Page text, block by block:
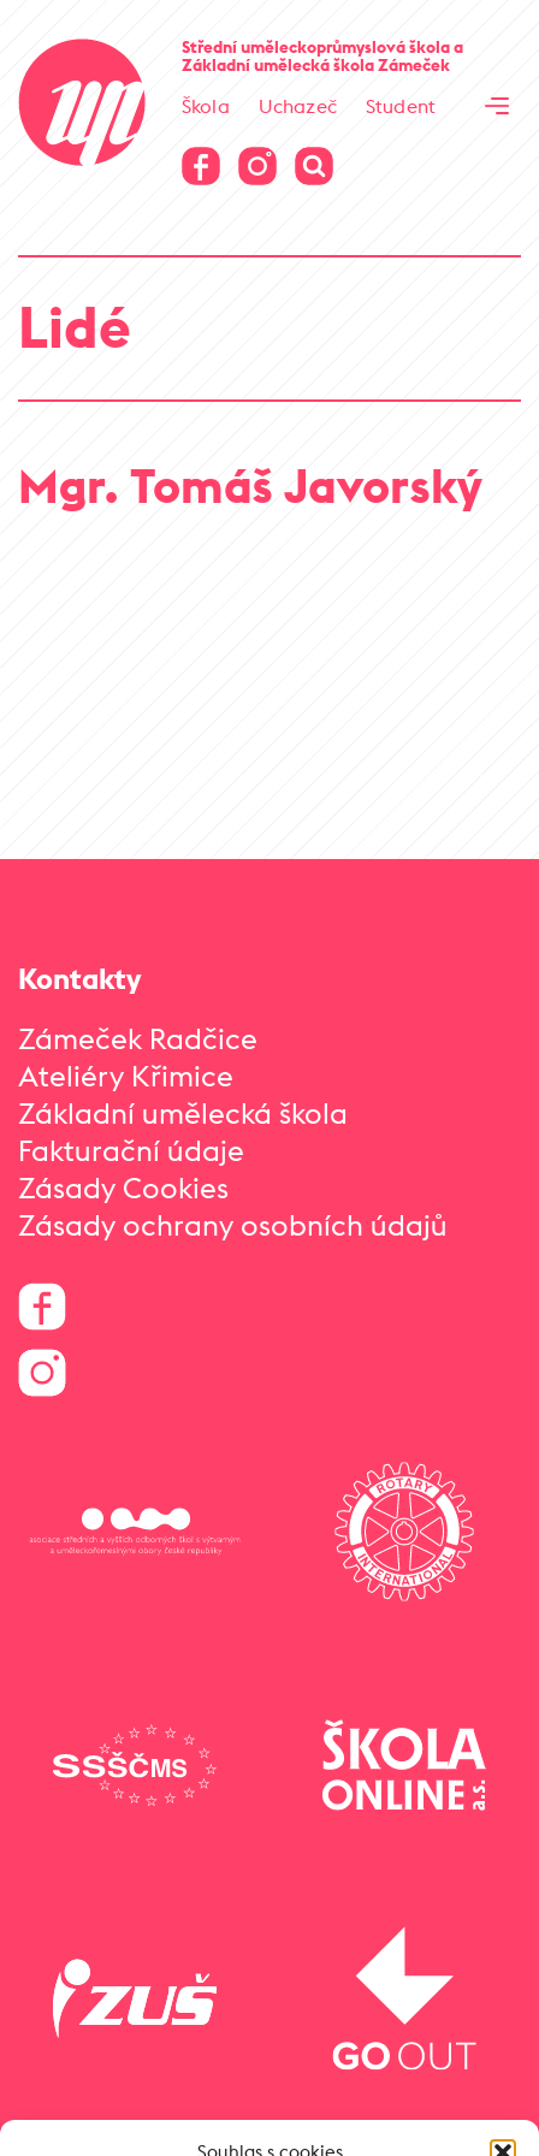
Střední uměleckoprůmyslová školaa
Základní umělecká školaZámeček
Škola Uchazeč
Student
Virtuální prohlídka
Virtuální prohlídka
Lidé
Mgr. Tomáš Javorský
Kontakty
Zámeček Radčice
Ateliéry Křimice
Základní umělecká škola
Fakturační údaje
Zásady Cookies
Zásady ochrany osobních údajů